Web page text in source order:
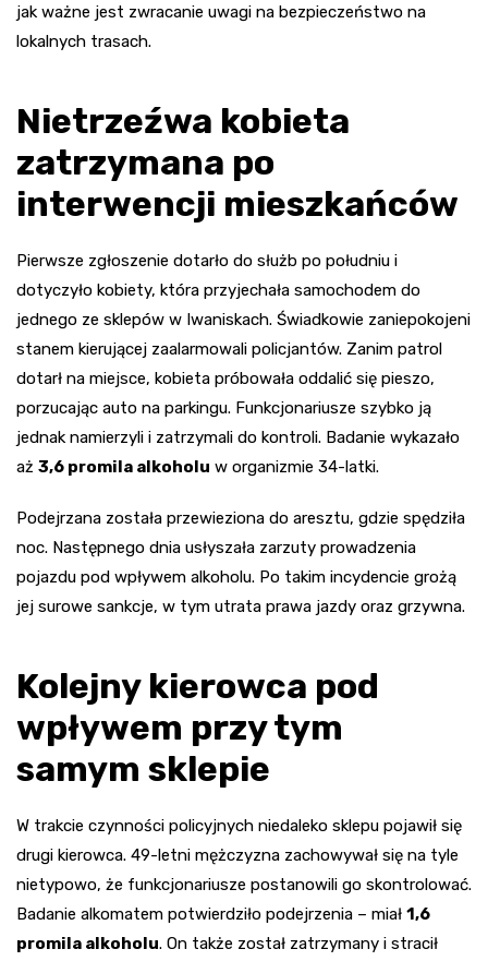
jak ważne jest zwracanie uwagi na bezpieczeństwo na
lokalnych trasach.
Nietrzeźwa kobieta
zatrzymana po
interwencji mieszkańców
Pierwsze zgłoszenie dotarło do służb po południu i
dotyczyło kobiety, która przyjechała samochodem do
jednego ze sklepów w Iwaniskach. Świadkowie zaniepokojeni
stanem kierującej zaalarmowali policjantów. Zanim patrol
dotarł na miejsce, kobieta próbowała oddalić się pieszo,
porzucając auto na parkingu. Funkcjonariusze szybko ją
jednak namierzyli i zatrzymali do kontroli. Badanie wykazało
aż 3,6 promila alkoholu w organizmie 34-latki.
Podejrzana została przewieziona do aresztu, gdzie spędziła
noc. Następnego dnia usłyszała zarzuty prowadzenia
pojazdu pod wpływem alkoholu. Po takim incydencie grożą
jej surowe sankcje, w tym utrata prawa jazdy oraz grzywna.
Kolejny kierowca pod
wpływem przy tym
samym sklepie
W trakcie czynności policyjnych niedaleko sklepu pojawił się
drugi kierowca. 49-letni mężczyzna zachowywał się na tyle
nietypowo, że funkcjonariusze postanowili go skontrolować.
Badanie alkomatem potwierdziło podejrzenia – miał 1,6
promila alkoholu. On także został zatrzymany i stracił